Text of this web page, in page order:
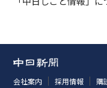
会社案内 採用情報 購